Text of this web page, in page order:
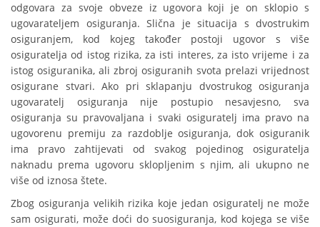
odgovara za svoje obveze iz ugovora koji je on sklopio s
ugovarateljem osiguranja. Slična je situacija s dvostrukim
osiguranjem, kod kojeg također postoji ugovor s više
osiguratelja od istog rizika, za isti interes, za isto vrijeme i za
istog osiguranika, ali zbroj osiguranih svota prelazi vrijednost
osigurane stvari. Ako pri sklapanju dvostrukog osiguranja
ugovaratelj osiguranja nije postupio nesavjesno, sva
osiguranja su pravovaljana i svaki osiguratelj ima pravo na
ugovorenu premiju za razdoblje osiguranja, dok osiguranik
ima pravo zahtijevati od svakog pojedinog osiguratelja
naknadu prema ugovoru sklopljenim s njim, ali ukupno ne
više od iznosa štete.
Zbog osiguranja velikih rizika koje jedan osiguratelj ne može
sam osigurati, može doći do suosiguranja, kod kojega se više